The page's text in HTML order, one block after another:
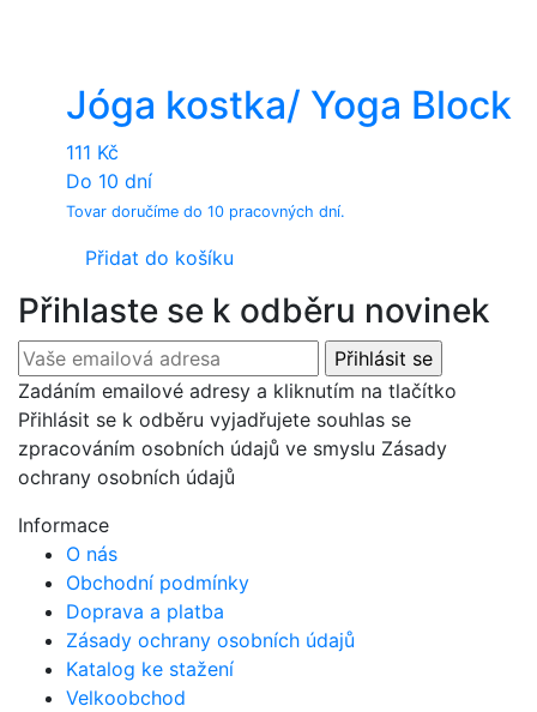
the
product
Jóga kostka/ Yoga Block
111 Kč
Do 10 dní
Tovar doručíme do 10 pracovných dní.
Přidat do košíku
Přihlaste se k odběru novinek
Zadáním emailové adresy a kliknutím na tlačítko
Přihlásit se k odběru vyjadřujete souhlas se
zpracováním osobních údajů ve smyslu Zásady
ochrany osobních údajů
Informace
O nás
Obchodní podmínky
Doprava a platba
Zásady ochrany osobních údajů
Katalog ke stažení
Velkoobchod